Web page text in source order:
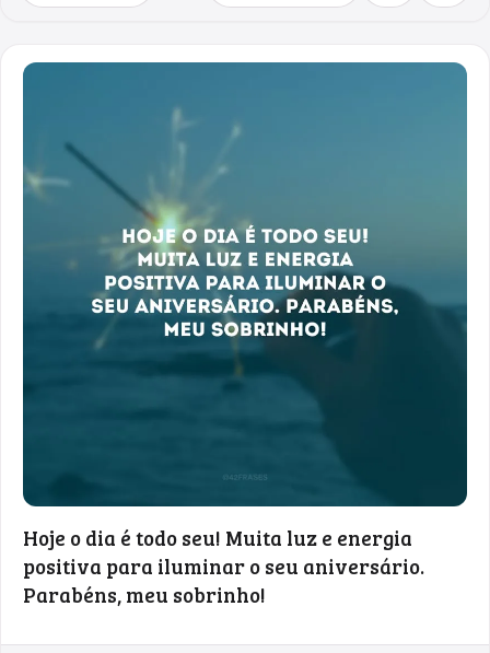
Hoje o dia é todo seu! Muita luz e energia
positiva para iluminar o seu aniversário.
Parabéns, meu sobrinho!